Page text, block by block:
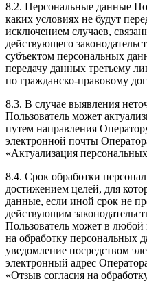
8.2. Персональные данные
каких условиях не будут
исключением случаев,
действующего
субъектом персональных
передачу данных третьему
по гражданско-правовому
8.3. В случае выявления
Пользователь может
путем направления
электронной почты
«Актуализация
8.4. Срок обработки
достижением целей, для
данные, если иной срок не
действующим
Пользователь может в любой
на обработку персональных
уведомление посредством
электронный адрес
«Отзыв согласия на